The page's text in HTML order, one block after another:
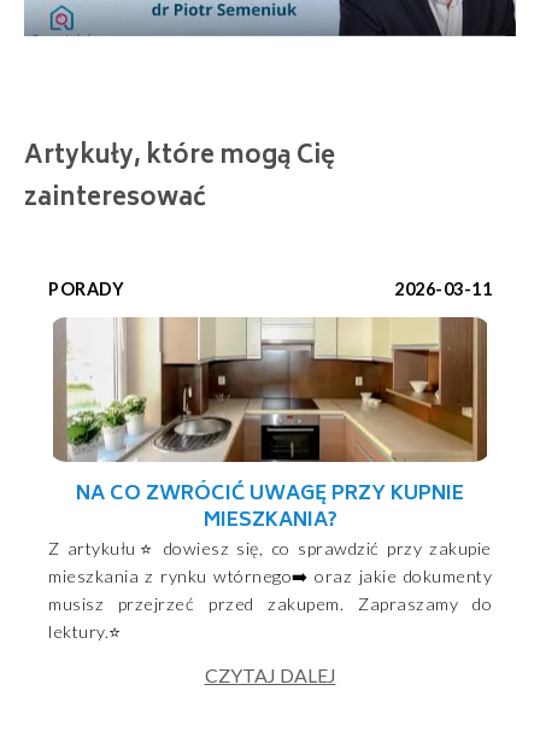
Artykuły, które mogą Cię
zainteresować
PORADY 2026-03-11
NA CO ZWRÓCIĆ UWAGĘ PRZY KUPNIE
MIESZKANIA?
Z artykułu⭐ dowiesz się, co sprawdzić przy zakupie
mieszkania z rynku wtórnego➡️ oraz jakie dokumenty
musisz przejrzeć przed zakupem. Zapraszamy do
lektury.⭐
CZYTAJ DALEJ